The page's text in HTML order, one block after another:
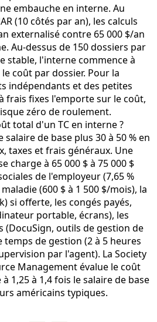
embauche en interne. Au
(10 côtés par an), les calculs
externalisé contre 65 000 $/an
Au-dessus de 150 dossiers par
stable, l'interne commence à
coût par dossier. Pour la
indépendants et des petites
frais fixes l'emporte sur le coût,
zéro de roulement.
total d'un TC en interne ?
salaire de base plus 30 à 50 % en
taxes et frais généraux. Une
charge à 65 000 $ à 75 000 $
de l'employeur (7,65 %
(600 $ à 1 500 $/mois), la
si offerte, les congés payés,
portable, écrans), les
(DocuSign, outils de gestion de
de gestion (2 à 5 heures
par l'agent). La Society
Management évalue le coût
1,25 à 1,4 fois le salaire de base
américains typiques.